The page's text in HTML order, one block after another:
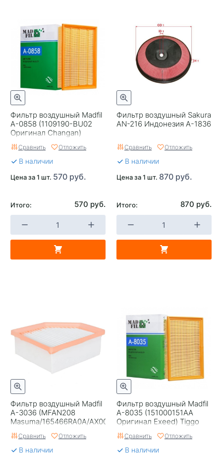
Фильтр воздушный Madfil
A-0858 (1109190-BU02
Оригинал Changan)
Hunter/Hunter Plus
Сравнить Отложить
В наличии
Цена за 1 шт. 570 руб.
Итого: 570 руб.
Фильтр воздушный Sakura
AN-216 Индонезия A-1836
Сравнить Отложить
В наличии
Цена за 1 шт. 870 руб.
Итого: 870 руб.
Фильтр воздушный Madfil
A-3036 (MFAN208
Masuma/165466RA0A/AX000036
Оригинал Nissan/MMC)
Сравнить Отложить
В наличии
Фильтр воздушный Madfil
A-8035 (151000151AA
Оригинал Exeed) Tiggo
Pro Max 8/9/Exeed
RX/Jaecoo J8
Сравнить Отложить
В наличии